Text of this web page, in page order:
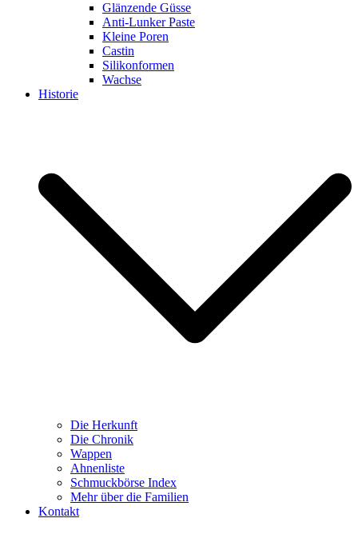
Glänzende Güsse
Anti-Lunker Paste
Kleine Poren
Castin
Silikonformen
Wachse
Historie
Die Herkunft
Die Chronik
Wappen
Ahnenliste
Schmuckbörse Index
Mehr über die Familien
Kontakt